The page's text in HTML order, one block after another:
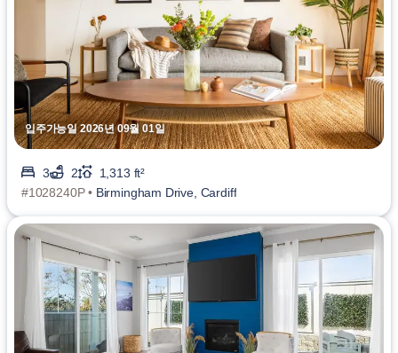
입주가능일 2026년 09월 01일
3 2
1,313 ft²
#1028240P • Birmingham Drive, Cardiff